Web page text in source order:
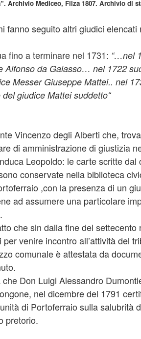
Archivio Mediceo, Filza 1807. Archivio di
fanno seguito altri giudici
fino a terminare nel 1731: “…nel
Alfonso da Galasso… nel 1722
Messer Giuseppe Mattei.. nel
giudice Mattei suddetto“
Vincenzo degli Alberti che,
di amministrazione di giustizia
Leopoldo: le carte scritte
conservate nella biblioteca
,con la presenza di un
ad assumere una particolare
che sin dalla fine del
venire incontro all’attività del
comunale è attestata da
Don Luigi Alessandro
nel dicembre del 1791
di Portoferraio sulla salubrità
pretorio.